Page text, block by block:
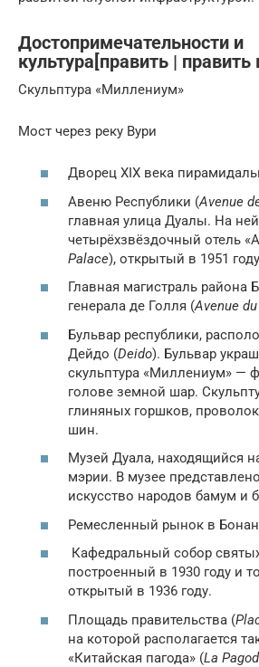
Достопримечательности и
культура[править | править
Скульптура «Миллениум»
Мост через реку Вури
Дворец XIX века
Авеню Республики (Avenue
главная улица Дуалы. На
четырёхзвёздочный отель
Palace), открытый в 1951
Главная магистраль
генерала де Голля (Avenue
Бульвар республики,
Дейдо (Deido). Бульвар
скульптура «Миллениум» —
голове земной шар.
глиняных горшков,
шин.
Музей Дуала, находящийся
мэрии. В музее
искусство народов бамум и
Ремесленный рынок в
Кафедральный собор
построенный в 1930 году и
открытый в 1936 году.
Площадь правительства (
на которой располагается
«Китайская пагода» (La